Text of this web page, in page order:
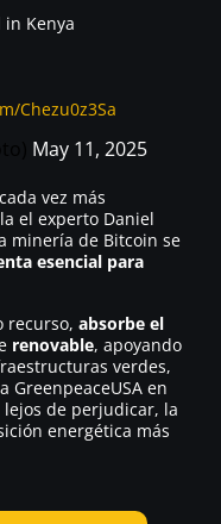
Kenya
Chezu0z3Sa
May 11, 2025
vez más
el experto Daniel
minería de Bitcoin se
esencial para
recurso, absorbe el
renovable, apoyando
verdes,
GreenpeaceUSA en
lejos de perjudicar, la
energética más